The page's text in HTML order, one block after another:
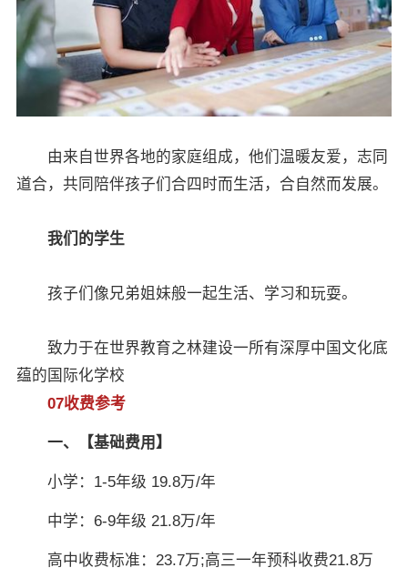
由来自世界各地的家庭组成，他们温暖友爱，志同
道合，共同陪伴孩子们合四时而生活，合自然而发展。
我们的学生
孩子们像兄弟姐妹般一起生活、学习和玩耍。
致力于在世界教育之林建设一所有深厚中国文化底
蕴的国际化学校
07收费参考
一、【基础费用】
小学：1-5年级 19.8万/年
中学：6-9年级 21.8万/年
高中收费标准：23.7万;高三一年预科收费21.8万